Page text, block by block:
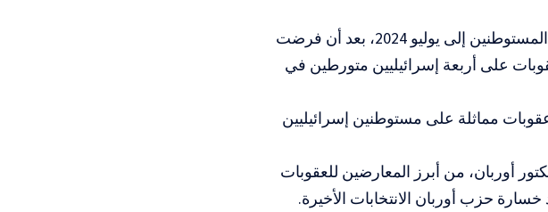
وتعود آخر محاولة أوروبية جدية لفرض عقوبات على المستوطنين إلى يوليو 2024، بعد أن فرضت
على أربعة إسرائيليين متورطين في
مماثلة على مستوطنين إسرائيليين
أوربان، من أبرز المعارضين للعقوبات
خسارة حزب أوربان الانتخابات الأخيرة.